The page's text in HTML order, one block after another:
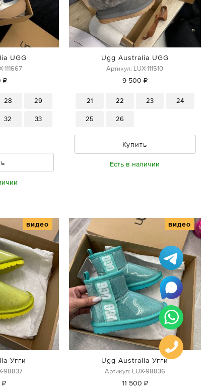
UGG
111667
₽
28 29
32 33
Ugg Australia UGG
Артикул: LUX-111510
9 500 ₽
21 22 23 24
25 26
Купить
Есть в наличии
видео
Угги
98837
₽
видео
Ugg Australia Угги
Артикул: LUX-98836
11 500 ₽